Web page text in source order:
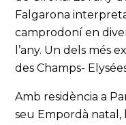
Falgarona
camprodoní en
l’any. Un dels més
des Champs-
Amb residència a
seu Empordà natal,